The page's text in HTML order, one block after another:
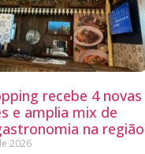
recebe 4 novas
e amplia mix de
na região
2026